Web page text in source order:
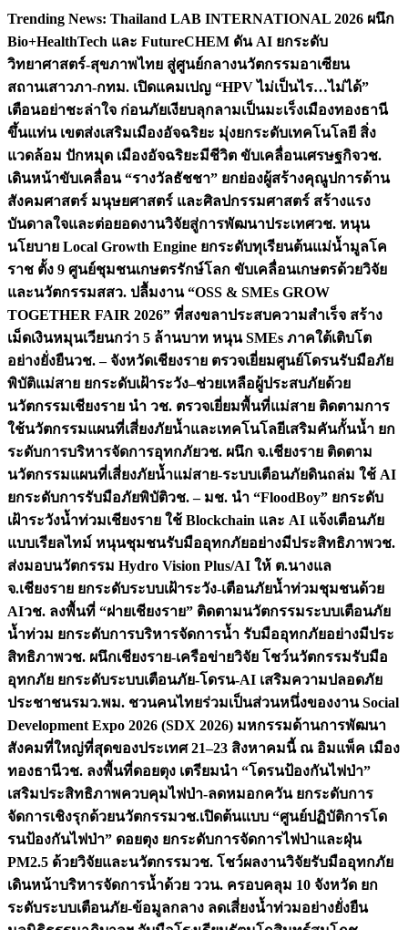
Skip
content
Trending News: Thailand LAB INTERNATIONAL 2026 ผนึก
Bio+HealthTech และ FutureCHEM ดัน AI ยกระดับ
วิทยาศาสตร์-สุขภาพไทย สู่ศูนย์กลางนวัตกรรมอาเซียน
สถานเสาวภา-กทม. เปิดแคมเปญ “HPV ไม่เป็นไร…ไม่ได้”
เตือนอย่าชะล่าใจ ก่อนภัยเงียบลุกลามเป็นมะเร็งเมืองทองธานี
ขึ้นแท่น เขตส่งเสริมเมืองอัจฉริยะ มุ่งยกระดับเทคโนโลยี สิ่ง
แวดล้อม ปักหมุด เมืองอัจฉริยะมีชีวิต ขับเคลื่อนเศรษฐกิจวช.
เดินหน้าขับเคลื่อน “รางวัลธัชชา” ยกย่องผู้สร้างคุณูปการด้าน
สังคมศาสตร์ มนุษยศาสตร์ และศิลปกรรมศาสตร์ สร้างแรง
บันดาลใจและต่อยอดงานวิจัยสู่การพัฒนาประเทศวช. หนุน
นโยบาย Local Growth Engine ยกระดับทุเรียนต้นแม่น้ำมูลโค
ราช ตั้ง 9 ศูนย์ชุมชนเกษตรรักษ์โลก ขับเคลื่อนเกษตรด้วยวิจัย
และนวัตกรรมสสว. ปลื้มงาน “OSS & SMEs GROW
TOGETHER FAIR 2026” ที่สงขลาประสบความสำเร็จ สร้าง
เม็ดเงินหมุนเวียนกว่า 5 ล้านบาท หนุน SMEs ภาคใต้เติบโต
อย่างยั่งยืนวช. – จังหวัดเชียงราย ตรวจเยี่ยมศูนย์โดรนรับมือภัย
พิบัติแม่สาย ยกระดับเฝ้าระวัง–ช่วยเหลือผู้ประสบภัยด้วย
นวัตกรรมเชียงราย นำ วช. ตรวจเยี่ยมพื้นที่แม่สาย ติดตามการ
ใช้นวัตกรรมแผนที่เสี่ยงภัยน้ำและเทคโนโลยีเสริมคันกั้นน้ำ ยก
ระดับการบริหารจัดการอุทกภัยวช. ผนึก จ.เชียงราย ติดตาม
นวัตกรรมแผนที่เสี่ยงภัยน้ำแม่สาย-ระบบเตือนภัยดินถล่ม ใช้ AI
ยกระดับการรับมือภัยพิบัติวช. – มช. นำ “FloodBoy” ยกระดับ
เฝ้าระวังน้ำท่วมเชียงราย ใช้ Blockchain และ AI แจ้งเตือนภัย
แบบเรียลไทม์ หนุนชุมชนรับมืออุทกภัยอย่างมีประสิทธิภาพวช.
ส่งมอบนวัตกรรม Hydro Vision Plus/AI ให้ ต.นางแล
จ.เชียงราย ยกระดับระบบเฝ้าระวัง-เตือนภัยน้ำท่วมชุมชนด้วย
AIวช. ลงพื้นที่ “ฝายเชียงราย” ติดตามนวัตกรรมระบบเตือนภัย
น้ำท่วม ยกระดับการบริหารจัดการน้ำ รับมืออุทกภัยอย่างมีประ
สิทธิภาพวช. ผนึกเชียงราย-เครือข่ายวิจัย โชว์นวัตกรรมรับมือ
อุทกภัย ยกระดับระบบเตือนภัย-โดรน-AI เสริมความปลอดภัย
ประชาชนรมว.พม. ชวนคนไทยร่วมเป็นส่วนหนึ่งของงาน Social
Development Expo 2026 (SDX 2026) มหกรรมด้านการพัฒนา
สังคมที่ใหญ่ที่สุดของประเทศ 21–23 สิงหาคมนี้ ณ อิมแพ็ค เมือง
ทองธานีวช. ลงพื้นที่ดอยตุง เตรียมนำ “โดรนป้องกันไฟป่า”
เสริมประสิทธิภาพควบคุมไฟป่า-ลดหมอกควัน ยกระดับการ
จัดการเชิงรุกด้วยนวัตกรรมวช.เปิดต้นแบบ “ศูนย์ปฏิบัติการโด
รนป้องกันไฟป่า” ดอยตุง ยกระดับการจัดการไฟป่าและฝุ่น
PM2.5 ด้วยวิจัยและนวัตกรรมวช. โชว์ผลงานวิจัยรับมืออุทกภัย
เดินหน้าบริหารจัดการน้ำด้วย ววน. ครอบคลุม 10 จังหวัด ยก
ระดับระบบเตือนภัย-ข้อมูลกลาง ลดเสี่ยงน้ำท่วมอย่างยั่งยืน